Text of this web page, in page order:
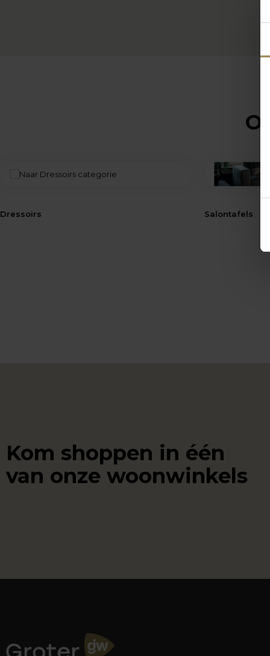
Dressoirs Salontafels
Kom shoppen in één
van onze woonwinkels